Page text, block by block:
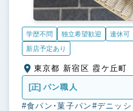
学歴不問 独立希望歓迎 連休可
新店予定あり
東京都 新宿区 霞ケ丘町
[正] パン職人
#食パン・菓子パン #デニッ